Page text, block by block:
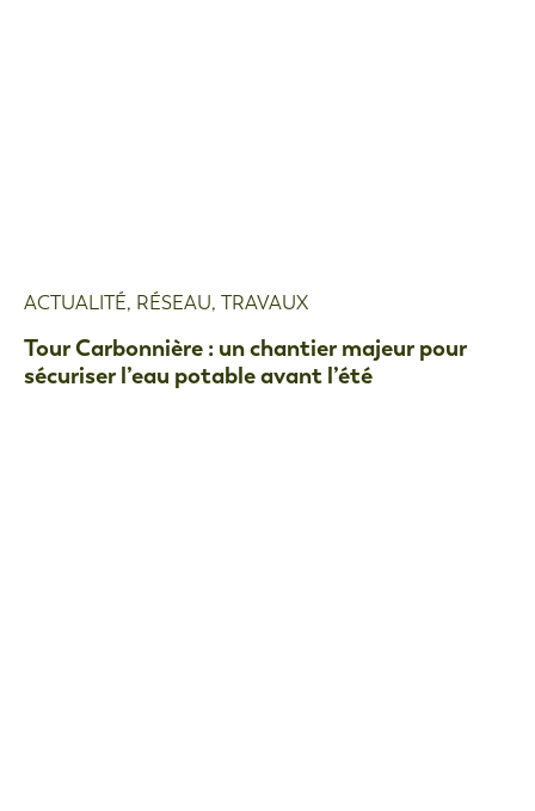
ACTUALITÉ, RÉSEAU, TRAVAUX
Tour Carbonnière : un chantier majeur pour
sécuriser l’eau potable avant l’été